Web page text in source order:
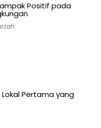
Positif pada
Lokal Pertama yang